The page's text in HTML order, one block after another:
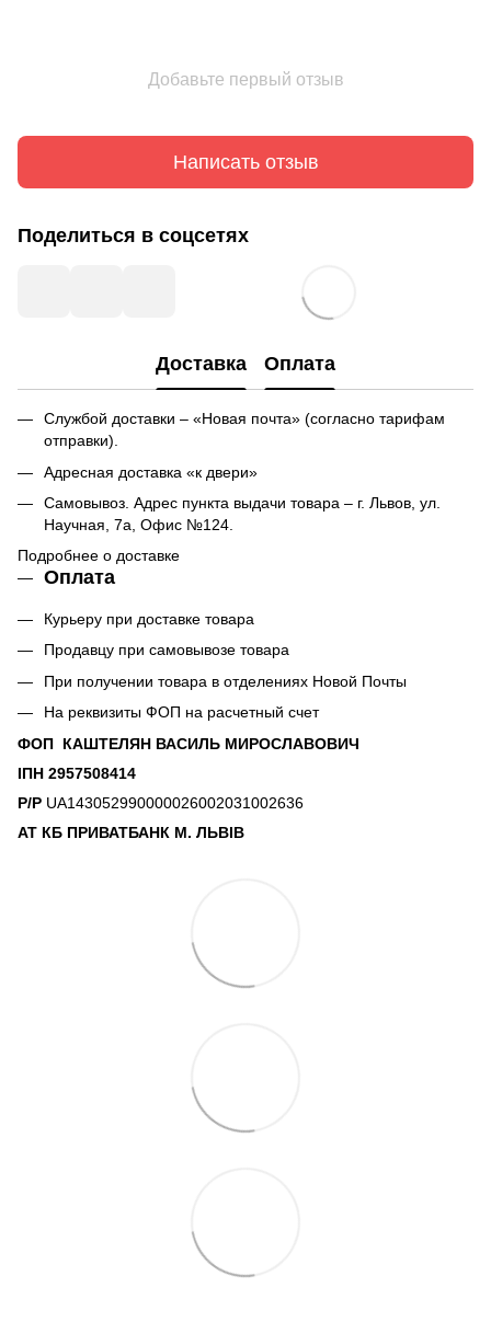
Добавьте первый отзыв
Написать отзыв
Поделиться в соцсетях
Доставка Оплата
Службой доставки – «Новая почта» (согласно тарифам
отправки).
Адресная доставка «к двери»
Самовывоз. Адрес пункта выдачи товара – г. Львов, ул.
Научная, 7а, Офис №124.
Подробнее о доставке
Оплата
Курьеру при доставке товара
Продавцу при самовывозе товара
При получении товара в отделениях Новой Почты
На реквизиты ФОП на расчетный счет
ФОП КАШТЕЛЯН ВАСИЛЬ МИРОСЛАВОВИЧ
ІПН 2957508414
Р/Р UA143052990000026002031002636
АТ КБ ПРИВАТБАНК М. ЛЬВІВ